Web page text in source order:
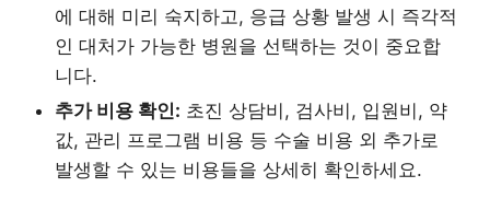
에 대해 미리 숙지하고, 응급 상황 발생 시 즉각적
인 대처가 가능한 병원을 선택하는 것이 중요합
니다.
추가 비용 확인: 초진 상담비, 검사비, 입원비, 약
값, 관리 프로그램 비용 등 수술 비용 외 추가로
발생할 수 있는 비용들을 상세히 확인하세요.